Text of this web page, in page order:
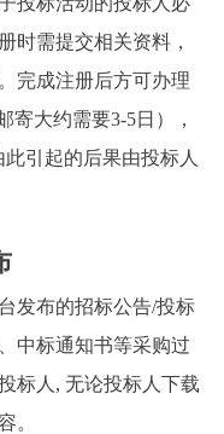
时需提交相关资料，
完成注册后方可办理
大约需要3-5日），
引起的后果由投标人
发布的招标公告/投标
中标通知书等采购过
标人, 无论投标人下载
。